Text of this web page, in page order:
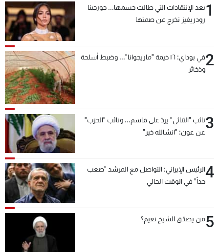
1بعد الإنتقادات التي طالت جسمها... جورجينا
رودريغيز تخرج عن صمتها
2
في بوداي: ١٦ خيمة "ماريجوانا"... وضبط أسلحة
وذخائر
3نائب "الثنائي" يردّ على قاسم... ونائب "الحزب"
عن عون: "انشالله خير"
4الرئيس الإيراني: التواصل مع المرشد "صعب
جداً" في الوقت الحالي
5من يصدّق الشيخ نعيم؟